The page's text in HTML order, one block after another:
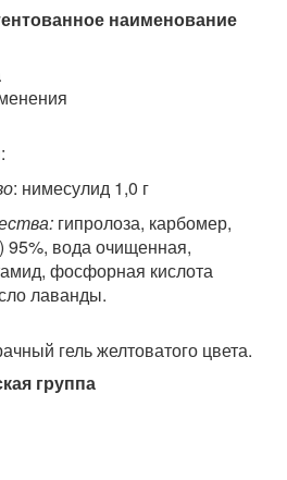
наименование
: нимесулид 1,0 г
гипролоза, карбомер,
95%, вода очищенная,
фосфорная кислота
лаванды.
гель желтоватого цвета.
группа